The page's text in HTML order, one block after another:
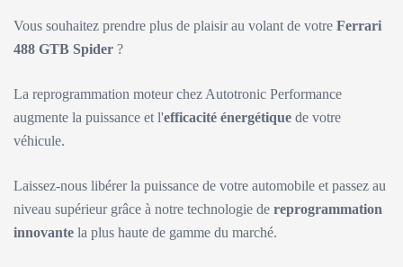
Vous souhaitez prendre plus de plaisir au volant de votre Ferrari
488 GTB Spider ?
La reprogrammation moteur chez Autotronic Performance
augmente la puissance et l'efficacité énergétique de votre
véhicule.
Laissez-nous libérer la puissance de votre automobile et passez au
niveau supérieur grâce à notre technologie de reprogrammation
innovante la plus haute de gamme du marché.